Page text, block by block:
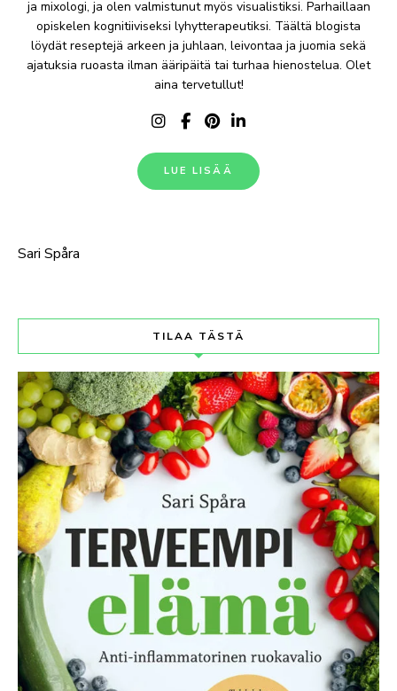
ja mixologi, ja olen valmistunut myös visualistiksi. Parhaillaan
opiskelen kognitiiviseksi lyhytterapeutiksi. Täältä blogista
löydät reseptejä arkeen ja juhlaan, leivontaa ja juomia sekä
ajatuksia ruoasta ilman ääripäitä tai turhaa hienostelua. Olet
aina tervetullut!
LUE LISÄÄ
Sari Spåra
TILAA TÄSTÄ